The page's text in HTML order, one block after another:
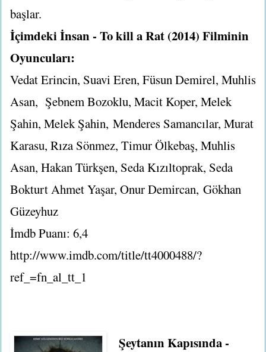
başlar.
İçimdeki İnsan - To kill a Rat (2014) Filminin
Oyuncuları:
Vedat Erincin, Suavi Eren, Füsun Demirel, Muhlis
Asan, Şebnem Bozoklu, Macit Koper, Melek
Şahin, Melek Şahin, Menderes Samancılar, Murat
Karasu, Rıza Sönmez, Timur Ölkebaş, Muhlis
Asan, Hakan Türkşen, Seda Kızıltoprak, Seda
Bokturt Ahmet Yaşar, Onur Demircan, Gökhan
Güzeyhuz
İmdb Puanı: 6,4
http://www.imdb.com/title/tt4000488/?
ref_=fn_al_tt_1
Şeytanın Kapısında -